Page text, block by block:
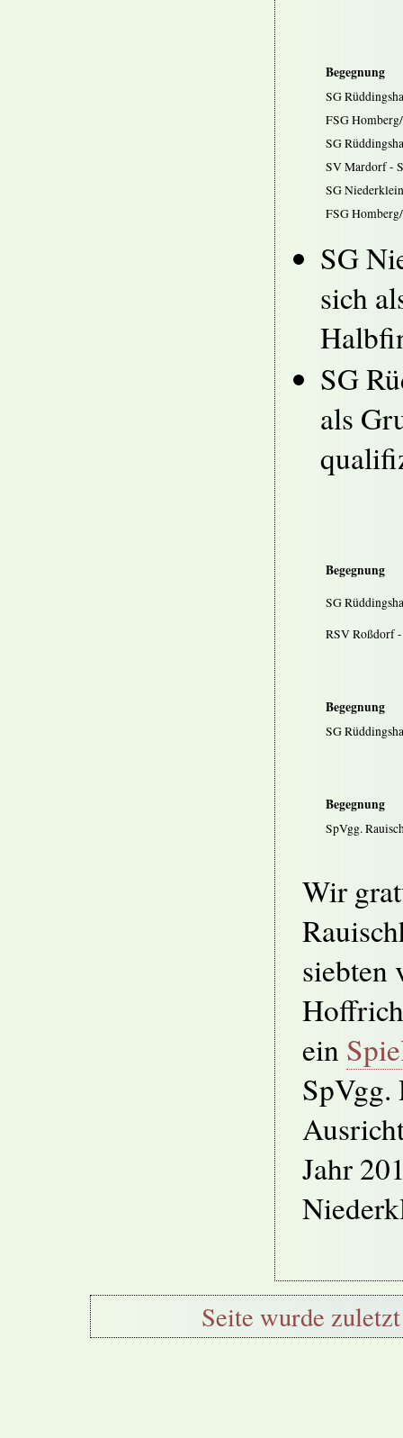
Begegnung
SG
FSG
SG
SV Mardorf -
SG
FSG
SG
sich
SG
als
Begegnung
SG
RSV Roßdorf
Begegnung
SG
Begegnung
SpVgg.
Wir
siebten
ein
SpVgg.
Jahr
Seite wurde